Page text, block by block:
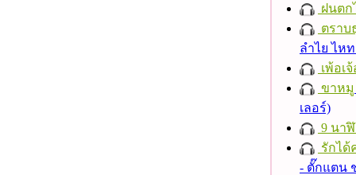
ฝนตก
ตราบ
ลำไย ไห
เพ้อเ
ขาหมู
เลอร์)
9 นา
รักได้
- ตั๊กแตน